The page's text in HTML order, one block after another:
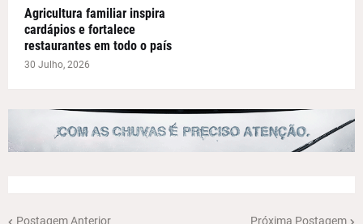
Agricultura familiar inspira
cardápios e fortalece
restaurantes em todo o país
30 Julho, 2026
Postagem Anterior Próxima Postagem